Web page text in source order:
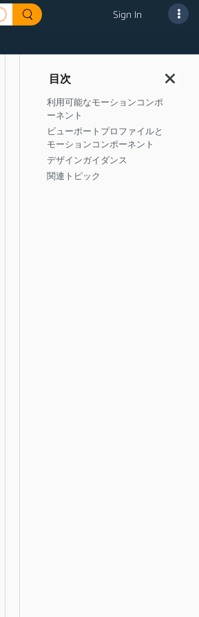
Sign In
利用可能なモーションコンポ
ーネント
ビューポートプロファイルと
モーションコンポーネント
デザインガイダンス
関連トピック